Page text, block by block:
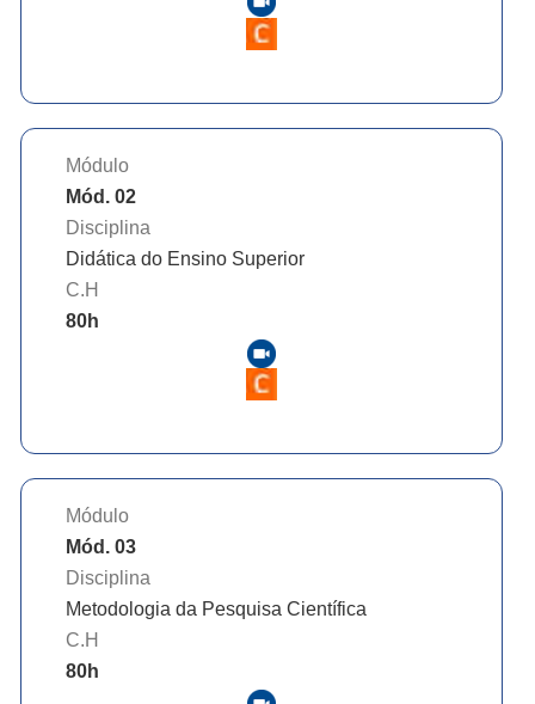
Módulo
Mód. 02
Disciplina
Didática do Ensino Superior
C.H
80h
Módulo
Mód. 03
Disciplina
Metodologia da Pesquisa Científica
C.H
80h